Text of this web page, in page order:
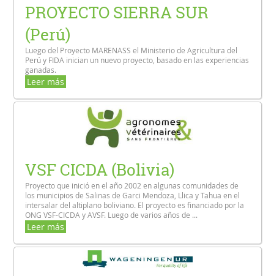
PROYECTO SIERRA SUR
(Perú)
Luego del Proyecto MARENASS el Ministerio de Agricultura del
Perú y FIDA inician un nuevo proyecto, basado en las experiencias
ganadas.
Leer más
VSF CICDA (Bolivia)
Proyecto que inició en el año 2002 en algunas comunidades de
los municipios de Salinas de Garci Mendoza, Llica y Tahua en el
intersalar del altiplano boliviano. El proyecto es financiado por la
ONG VSF-CICDA y AVSF. Luego de varios años de ...
Leer más